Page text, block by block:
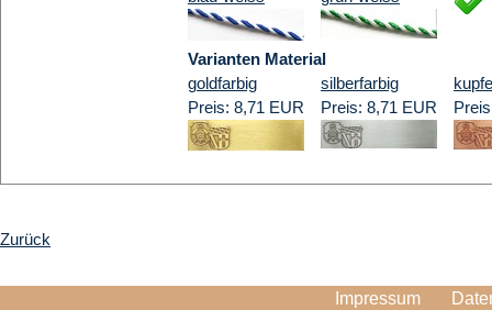
Varianten Material
goldfarbig
Preis: 8,71 EUR
silberfarbig
Preis: 8,71 EUR
Zurück
Impressum